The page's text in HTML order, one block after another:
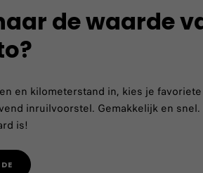
de waarde
en kilometerstand in, kies je
inruilvoorstel. Gemakkelijk en
is!